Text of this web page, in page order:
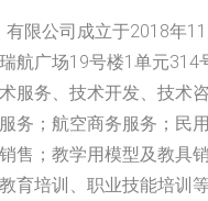
限公司成立于2018年
航广场19号楼1单元314
服务、技术开发、技术
务；航空商务服务；民
售；教学用模型及教具
育培训、职业技能培训